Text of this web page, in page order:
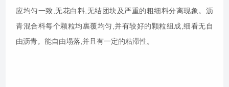
应均匀一致,无花白料,无结团块及严重的粗细料分离现象。沥
青混合料每个颗粒均裹覆均匀,并有较好的颗粒组成,细看无自
由沥青。能自由塌落,并且有一定的粘滞性。